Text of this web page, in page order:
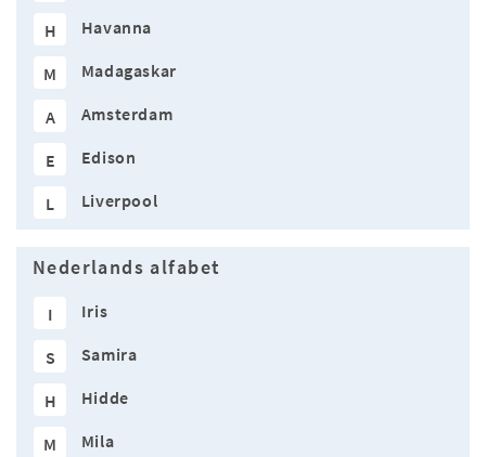
H Havanna
M Madagaskar
A Amsterdam
E Edison
L Liverpool
Nederlands alfabet
I Iris
S Samira
H Hidde
M Mila